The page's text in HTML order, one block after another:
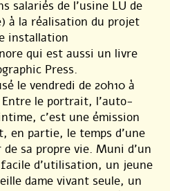
salariés de l’usine LU de
à la réalisation du projet
installation
qui est aussi un livre
Press.
le vendredi de 20h10 à
le portrait, l’auto-
c’est une émission
en partie, le temps d’une
sa propre vie. Muni d’un
d’utilisation, un jeune
dame vivant seule, un